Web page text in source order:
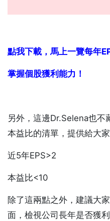
點我下載， 馬上一覽每年
掌握個股獲利能力 ！
另外，這邊Dr.Selena也不
本益比的清單，提供給大家
近5年EPS>2
本益比<10
除了這兩點之外，建議大
面，檢視公司長年是否獲利